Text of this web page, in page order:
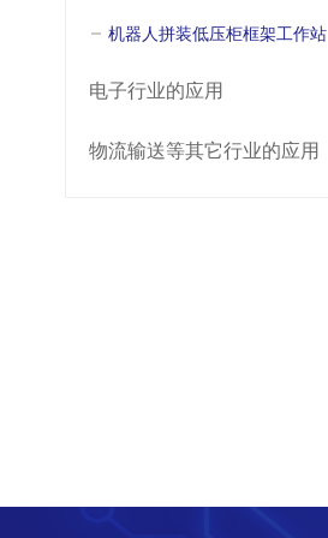
机器人拼装低压柜框架工作站
电子行业的应用
物流输送等其它行业的应用